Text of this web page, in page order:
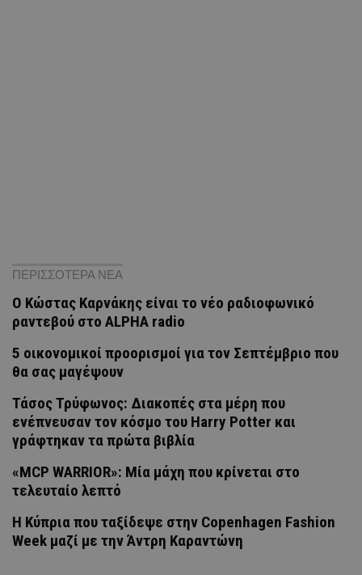
ΠΕΡΙΣΣΟΤΕΡΑ ΝΕΑ
Ο Κώστας Καρνάκης είναι το νέο ραδιοφωνικό
ραντεβού στο ALPHA radio
5 οικονομικοί προορισμοί για τον Σεπτέμβριο που
θα σας μαγέψουν
Τάσος Τρύφωνος: Διακοπές στα μέρη που
ενέπνευσαν τον κόσμο του Harry Potter και
γράφτηκαν τα πρώτα βιβλία
«MCP WARRIOR»: Μία μάχη που κρίνεται στο
τελευταίο λεπτό
Η Κύπρια που ταξίδεψε στην Copenhagen Fashion
Week μαζί με την Άντρη Καραντώνη